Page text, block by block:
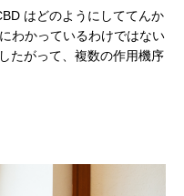
はどのようにしててんか
わかっているわけではない
たがって、複数の作用機序